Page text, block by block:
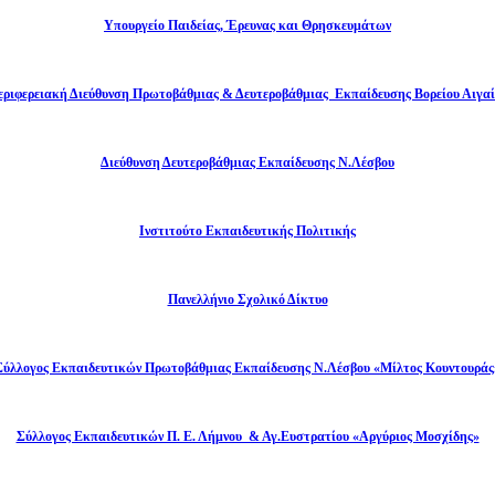
Υπουργείο Παιδείας, Έρευνας και Θρησκευμάτων
Διεύθυνση Πρωτοβάθμιας & Δευτεροβάθμιας Εκπαίδευσης Βορείου
Διεύθυνση Δευτεροβάθμιας Εκπαίδευσης Ν.Λέσβου
Ινστιτούτο Εκπαιδευτικής Πολιτικής
Πανελλήνιο Σχολικό Δίκτυο
Εκπαιδευτικών Πρωτοβάθμιας Εκπαίδευσης Ν.Λέσβου «Μίλτος
Σύλλογος Εκπαιδευτικών Π. Ε. Λήμνου & Αγ.Ευστρατίου «Αργύριος Μοσχίδης»